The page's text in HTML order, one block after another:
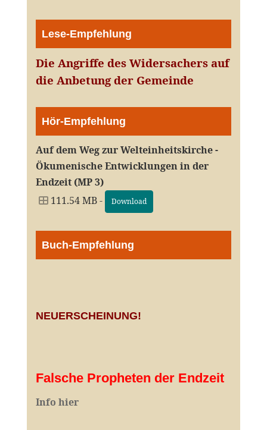
Lese-Empfehlung
Die Angriffe des Widersachers auf
die Anbetung der Gemeinde
Hör-Empfehlung
Auf dem Weg zur Welteinheitskirche -
Ökumenische Entwicklungen in der
Endzeit (MP 3)
111.54 MB -
Download
Buch-Empfehlung
NEUERSCHEINUNG!
Falsche Propheten der Endzeit
Info hier